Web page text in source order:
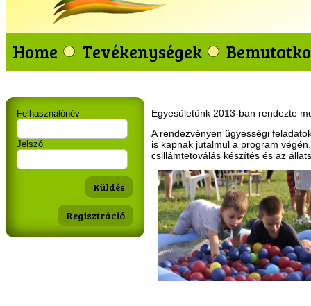
Home Tevékenységek
Felhasználónév
Jelszó
Regisztráció
Egyesületünk 2013-ban rendezte
A rendezvényen ügyességi
is kapnak jutalmul a program
csillámtetoválás készítés és az